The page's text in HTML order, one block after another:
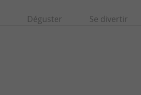
Déguster Se divertir